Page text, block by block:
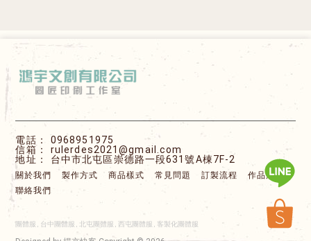
0968951975
rulerdes2021@gmail.com
台中市北屯區崇德路一段631號A棟7F-2
關於我們 製作方式 商品樣式 常見問題 訂製流程
作品展示
聯絡我們
團體服 台中團體服 北屯團體服 西屯團體服 客製化團體服